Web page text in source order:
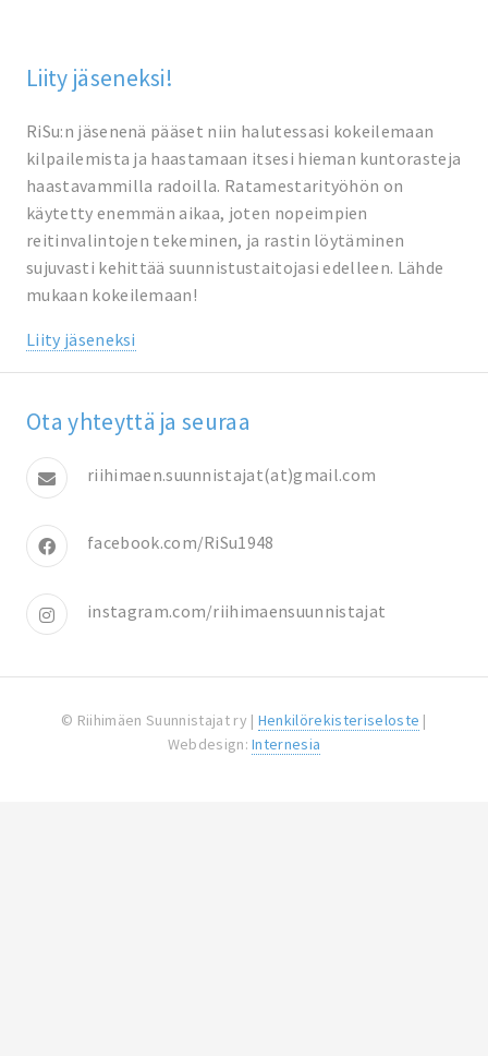
Liity jäseneksi!
RiSu:n jäsenenä pääset niin halutessasi kokeilemaan
kilpailemista ja haastamaan itsesi hieman kuntorasteja
haastavammilla radoilla. Ratamestarityöhön on
käytetty enemmän aikaa, joten nopeimpien
reitinvalintojen tekeminen, ja rastin löytäminen
sujuvasti kehittää suunnistustaitojasi edelleen. Lähde
mukaan kokeilemaan!
Liity jäseneksi
Ota yhteyttä ja seuraa
riihimaen.suunnistajat(at)gmail.com
facebook.com/RiSu1948
instagram.com/riihimaensuunnistajat
© Riihimäen Suunnistajat ry | Henkilörekisteriseloste |
Webdesign:Internesia